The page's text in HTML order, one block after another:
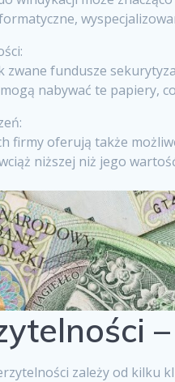
fundusze
nabywać te papiery,
firmy oferują także
niższej niż jego
zależy od kilku